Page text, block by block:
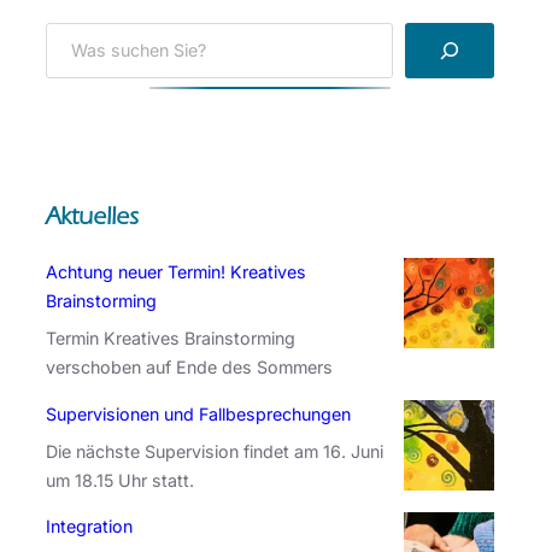
Aktuelles
Achtung neuer Termin! Kreatives
Brainstorming
Termin Kreatives Brainstorming
verschoben auf Ende des Sommers
Supervisionen und Fallbesprechungen
Die nächste Supervision findet am 16. Juni
um 18.15 Uhr statt.
Integration